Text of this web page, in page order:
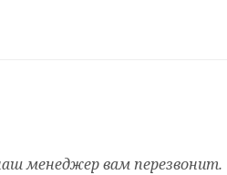
менеджер вам перезвонит.